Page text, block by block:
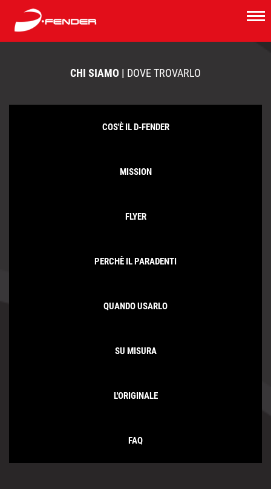
CHI SIAMO | DOVE TROVARLO
COS'È IL D-FENDER
MISSION
FLYER
PERCHÈ IL PARADENTI
QUANDO USARLO
SU MISURA
L'ORIGINALE
FAQ